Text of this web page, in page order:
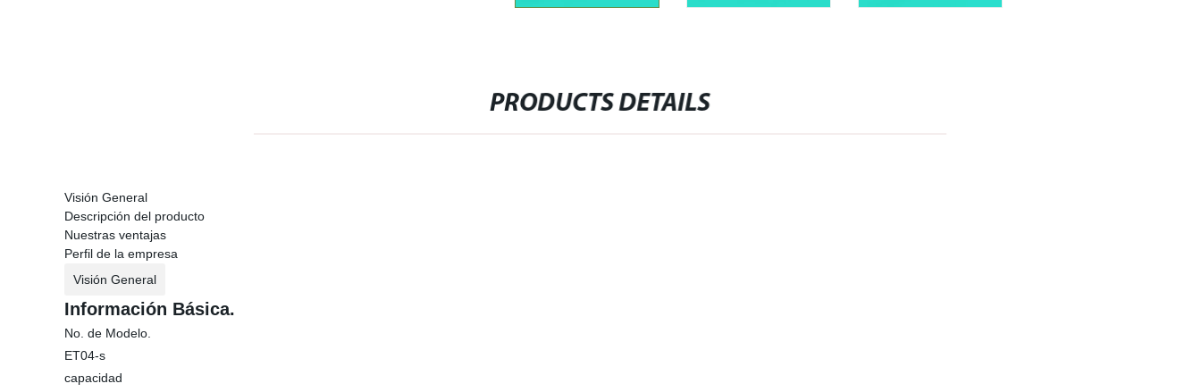
PRODUCTS DETAILS
Visión General
Descripción del producto
Nuestras ventajas
Perfil de la empresa
Visión General
Información Básica.
No. de Modelo.
ET04-s
capacidad